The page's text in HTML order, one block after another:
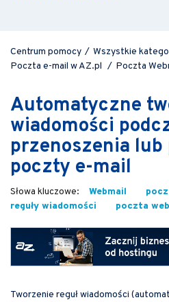
Centrum pomocy / Wszystkie
Poczta e-mail w AZ.pl / Poczta
Automatyczne
wiadomości
przenoszenia lub
poczty e-mail
Webmail
reguły wiadomości
poczta
Tworzenie reguł wiadomości